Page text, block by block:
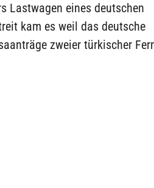
Lastwagen eines deutschen
kam es weil das deutsche
zweier türkischer